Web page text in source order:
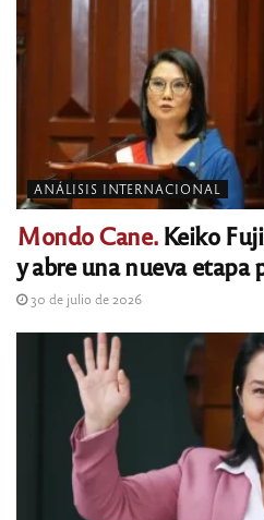
ANÁLISIS INTERNACIONAL
Mondo Cane.Keiko
y abre una nueva etapa
30 de julio de 2026